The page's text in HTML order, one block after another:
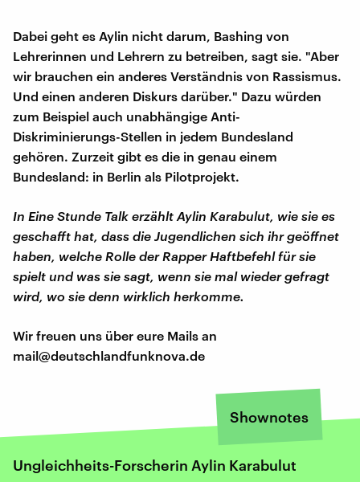
Dabei geht es Aylin nicht darum, Bashing von
Lehrerinnen und Lehrern zu betreiben, sagt sie. "Aber
wir brauchen ein anderes Verständnis von Rassismus.
Und einen anderen Diskurs darüber." Dazu würden
zum Beispiel auch unabhängige Anti-
Diskriminierungs-Stellen in jedem Bundesland
gehören. Zurzeit gibt es die in genau einem
Bundesland: in Berlin als Pilotprojekt.
In Eine Stunde Talk erzählt Aylin Karabulut, wie sie es
geschafft hat, dass die Jugendlichen sich ihr geöffnet
haben, welche Rolle der Rapper Haftbefehl für sie
spielt und was sie sagt, wenn sie mal wieder gefragt
wird, wo sie denn wirklich herkomme.
Wir freuen uns über eure Mails an
mail@deutschlandfunknova.de
Shownotes
Ungleichheits-Forscherin Aylin Karabulut